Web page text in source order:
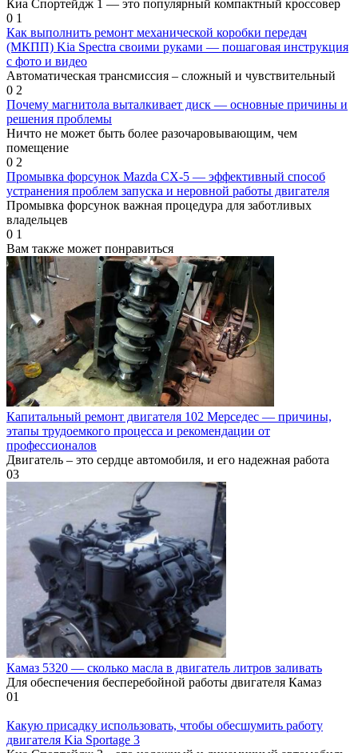
Киа Спортейдж 1 — это популярный компактный кроссовер
0 1
Как выполнить ремонт механической коробки передач
(МКПП) Kia Spectra своими руками — пошаговая инструкция
с фото и видео
Автоматическая трансмиссия – сложный и чувствительный
0 2
Почему магнитола выталкивает диск — основные причины и
решения проблемы
Ничто не может быть более разочаровывающим, чем
помещение
0 2
Промывка форсунок Mazda CX-5 — эффективный способ
устранения проблем запуска и неровной работы двигателя
Промывка форсунок важная процедура для заботливых
владельцев
0 1
Вам также может понравиться
Капитальный ремонт двигателя 102 Мерседес — причины,
этапы трудоемкого процесса и рекомендации от
профессионалов
Двигатель – это сердце автомобиля, и его надежная работа
03
Камаз 5320 — сколько масла в двигатель литров заливать
Для обеспечения бесперебойной работы двигателя Камаз
01
Какую присадку использовать, чтобы обесшумить работу
двигателя Kia Sportage 3